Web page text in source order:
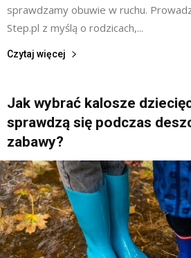
sprawdzamy obuwie w ruchu.
Step.pl z myślą o rodzicach,...
Czytaj więcej
Jak wybrać kalosze
sprawdzą się podczas
zabawy?